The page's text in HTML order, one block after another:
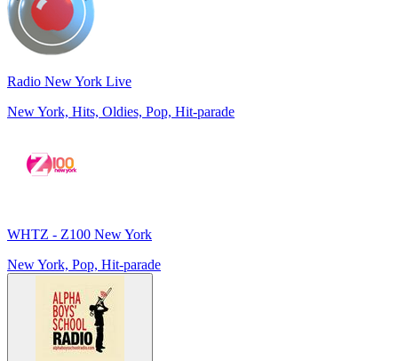
Radio New York Live
New York, Hits, Oldies, Pop, Hit-parade
WHTZ - Z100 New York
New York, Pop, Hit-parade